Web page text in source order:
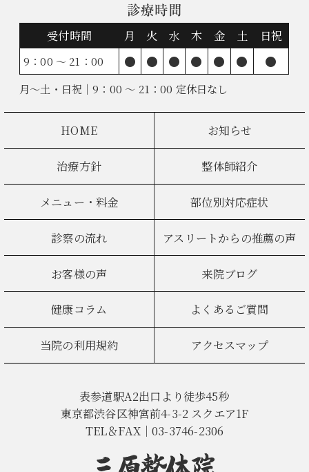
診療時間
受付時間 月 火 水 木 金 土 日祝
9：00 ～ 21：00 ● ● ● ● ● ● ●
月～土・日祝｜9：00 ～ 21：00 定休日なし
HOME お知らせ
治療方針 整体師紹介
メニュー・料金 部位別対応症状
診察の流れ アスリートからの推薦の声
お客様の声 来院ブログ
健康コラム よくあるご質問
当院の利用規約 アクセスマップ
表参道駅A2出口より徒歩45秒
東京都渋谷区神宮前4-3-2 スクエア1F
TEL＆FAX｜03-3746-2306